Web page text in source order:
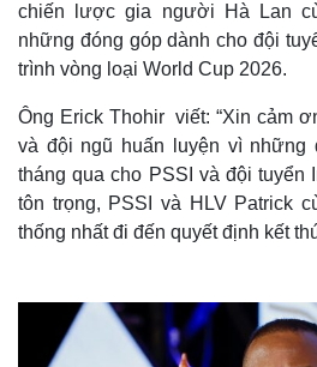
chiến lược gia người Hà Lan
những đóng góp dành cho đội
trình vòng loại World Cup 2026.
Ông Erick Thohir viết: “Xin cảm
và đội ngũ huấn luyện vì những
tháng qua cho PSSI và đội tuyển
tôn trọng, PSSI và HLV Patrick
thống nhất đi đến quyết định kết